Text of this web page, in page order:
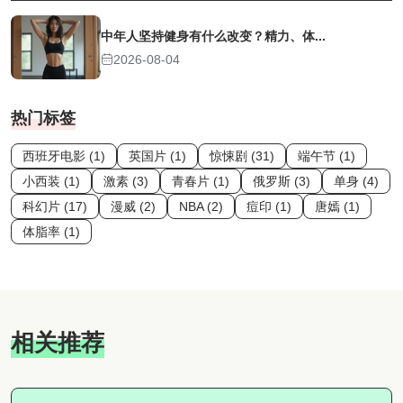
中年人坚持健身有什么改变？精力、体...
2026-08-04
热门标签
西班牙电影 (1) 英国片 (1) 惊悚剧 (31)
端午节 (1)
小西装 (1)
激素 (3) 青春片 (1) 俄罗斯 (3)
单身 (4)
科幻片 (17)
漫威 (2) NBA (2) 痘印 (1)
唐嫣 (1)
体脂率 (1)
相关推荐